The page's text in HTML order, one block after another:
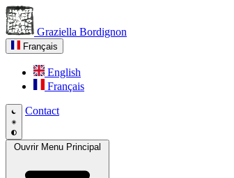
Graziella Bordignon
Français
English
Français
Contact
Ouvrir Menu Principal